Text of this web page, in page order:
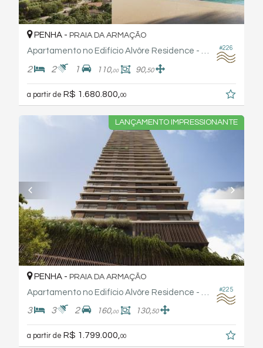
#226
PENHA - PRAIA DA ARMAÇÃO
Apartamento no Edifício Alvôre Residence - Arthaus
2 2 1 110,00 90,50
a partir de R$ 1.680.800, 00
LANÇAMENTO IMPRESSIONANTE
#225
PENHA - PRAIA DA ARMAÇÃO
3 3 2 160,00 130,50
a partir de R$ 1.799.000, 00